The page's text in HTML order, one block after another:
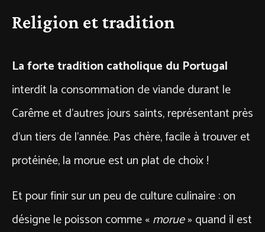
Religion et tradition
La forte tradition catholique du Portugal
interdit la consommation de viande durant le
Carême et d’autres jours saints, représentant près
d’un tiers de l’année. Pas chère, facile à trouver et
protéinée, la morue est un plat de choix !
Et pour finir sur un peu de culture culinaire : on
désigne le poisson comme «morue» quand il est